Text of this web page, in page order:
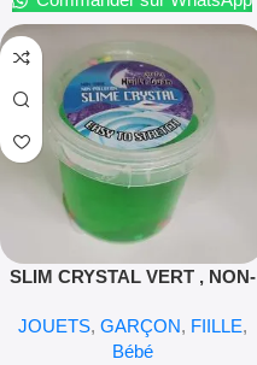
SLIM CRYSTAL VERT , NON-
JOUETS, GARÇON, FIILLE,
Bébé